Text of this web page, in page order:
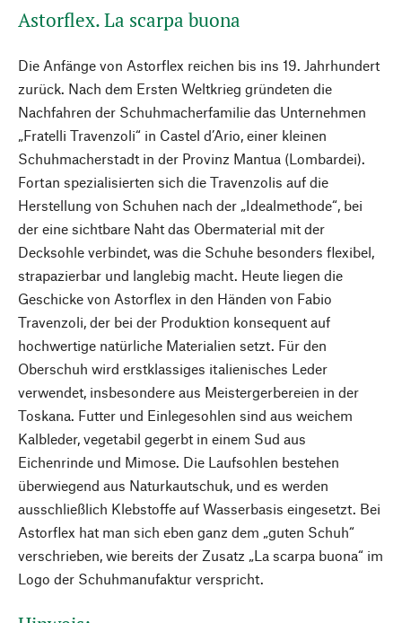
Astorflex. La scarpa buona
Die Anfänge von Astorflex reichen bis ins 19. Jahrhundert
zurück. Nach dem Ersten Weltkrieg gründeten die
Nachfahren der Schuhmacher­familie das Unternehmen
„Fratelli Travenzoli“ in Castel d’Ario, einer kleinen
Schuhmacherstadt in der Provinz Mantua (Lombardei).
Fortan spezialisierten sich die Travenzolis auf die
Herstellung von Schuhen nach der „Idealmethode“, bei
der eine sichtbare Naht das Obermaterial mit der
Decksohle verbindet, was die Schuhe besonders flexibel,
strapazierbar und langlebig macht. Heute liegen die
Geschicke von Astorflex in den Händen von Fabio
Travenzoli, der bei der Produktion konsequent auf
hochwertige natürliche Materialien setzt. Für den
Oberschuh wird erstklassiges italienisches Leder
verwendet, insbesondere aus Meistergerbereien in der
Toskana. Futter und Einlegesohlen sind aus weichem
Kalbleder, vegetabil gegerbt in einem Sud aus
Eichenrinde und Mimose. Die Laufsohlen bestehen
überwiegend aus Naturkautschuk, und es werden
ausschließlich Klebstoffe auf Wasserbasis eingesetzt. Bei
Astorflex hat man sich eben ganz dem „guten Schuh“
verschrieben, wie bereits der Zusatz „La scarpa buona“ im
Logo der Schuhmanufaktur verspricht.